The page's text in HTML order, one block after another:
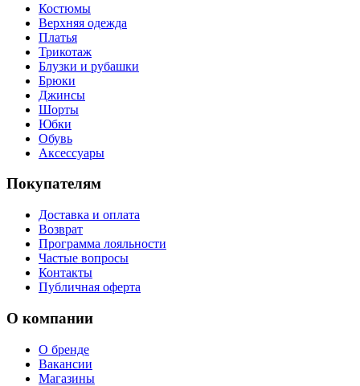
Костюмы
Верхняя одежда
Платья
Трикотаж
Блузки и рубашки
Брюки
Джинсы
Шорты
Юбки
Обувь
Аксессуары
Покупателям
Доставка и оплата
Возврат
Программа лояльности
Частые вопросы
Контакты
Публичная оферта
О компании
О бренде
Вакансии
Магазины